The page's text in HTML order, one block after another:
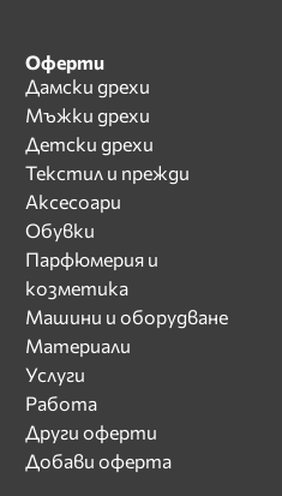
Оферти
Дамски дрехи
Мъжки дрехи
Детски дрехи
Текстил и прежди
Аксесоари
Обувки
Парфюмерия и
козметика
Машини и оборудване
Материали
Услуги
Работа
Други оферти
Добави оферта